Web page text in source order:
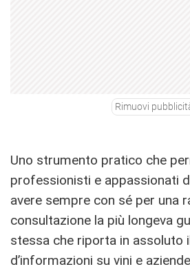
Rimuovi
Uno strumento pratico che
professionisti e appassionati
avere sempre con sé per una
consultazione la più longeva
stessa che riporta in assoluto
d’informazioni su vini e